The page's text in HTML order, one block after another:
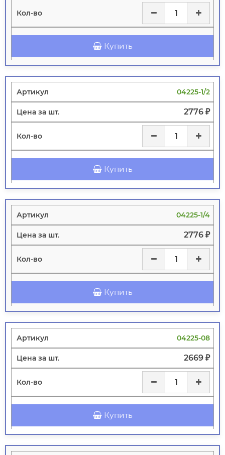
Купить
04225-1/2
2776 ₽
Купить
04225-1/4
2776 ₽
Купить
04225-08
2669 ₽
Купить